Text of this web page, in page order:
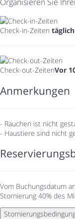
Check-in-Zeiten
Check-out-ZeitenVor
Anmerkungen
- Rauchen ist nicht
- Haustiere sind nicht
Vom Buchungsdatum
Stornierung 40% des